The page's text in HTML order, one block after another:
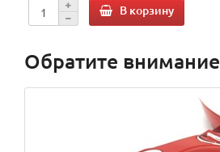
В корзину
Обратите внимание